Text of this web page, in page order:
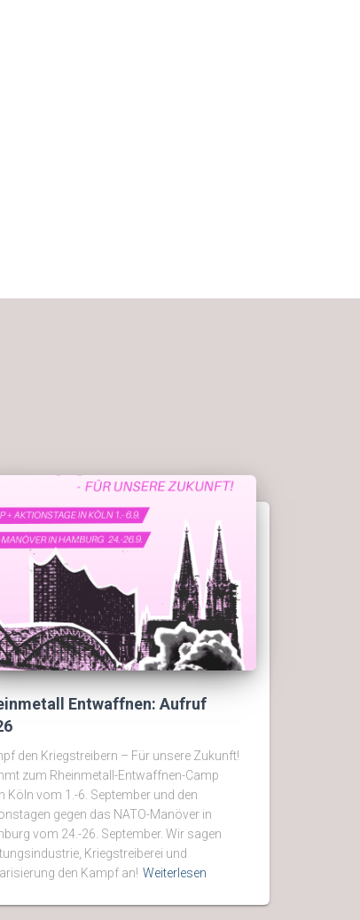
Entwaffnen: Aufruf
den Kriegstreibern – Für unsere Zukunft!
zum Rheinmetall-Entwaffnen-Camp
Köln vom 1.-6. September und den
gegen das NATO-Manöver in
vom 24.-26. September. Wir sagen
Kriegstreiberei und
den Kampf an! Weiterlesen